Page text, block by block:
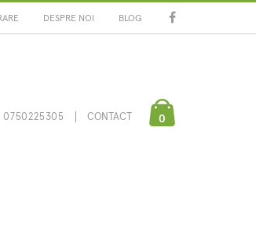
DESPRE NOI BLOG
0750225305 CONTACT 0